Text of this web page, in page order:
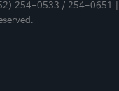
052) 254-0533 / 254-